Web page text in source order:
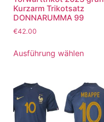
Kurzarm Trikotsatz
DONNARUMMA 99
€42.00
Ausführung wählen